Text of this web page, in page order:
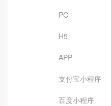
PC
H5
APP
支付宝小程序
百度小程序